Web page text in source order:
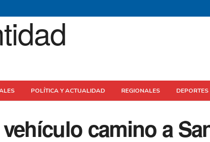
POLÍTICA Y ACTUALIDAD REGIONALES DEPORTES
camino a